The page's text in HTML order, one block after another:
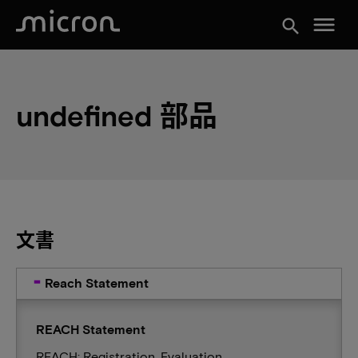
search menu
undefined 部品
文書
Reach Statement
REACH Statement